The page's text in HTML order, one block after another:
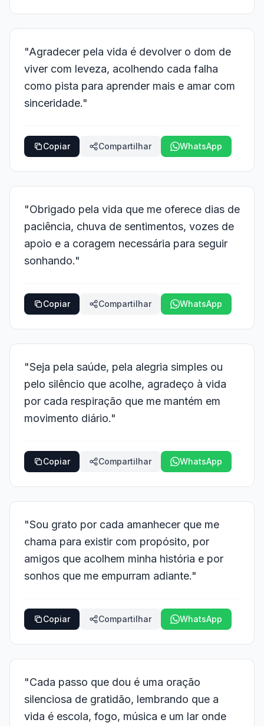
"Agradecer pela vida é devolver o dom de
viver com leveza, acolhendo cada falha
como pista para aprender mais e amar com
sinceridade."
Copiar Compartilhar WhatsApp
"Obrigado pela vida que me oferece dias de
paciência, chuva de sentimentos, vozes de
apoio e a coragem necessária para seguir
sonhando."
Copiar Compartilhar WhatsApp
"Seja pela saúde, pela alegria simples ou
pelo silêncio que acolhe, agradeço à vida
por cada respiração que me mantém em
movimento diário."
Copiar Compartilhar WhatsApp
"Sou grato por cada amanhecer que me
chama para existir com propósito, por
amigos que acolhem minha história e por
sonhos que me empurram adiante."
Copiar Compartilhar WhatsApp
"Cada passo que dou é uma oração
silenciosa de gratidão, lembrando que a
vida é escola, fogo, música e um lar onde